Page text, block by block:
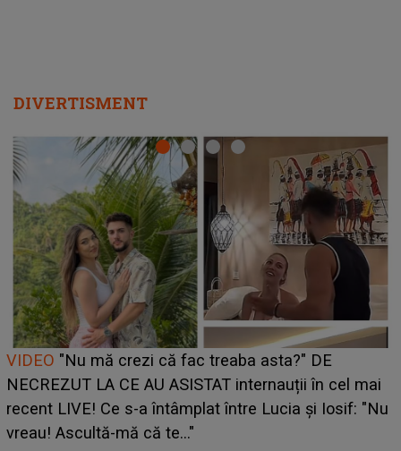
Cine este Bianca, tânăra clujeancă luată pe scenă la
UNTOLD ONE de Zara Larsson? Aceasta a dezvăluit
ce i-a spus artista suedeză în culise: „Nu am fost
pregătită...”